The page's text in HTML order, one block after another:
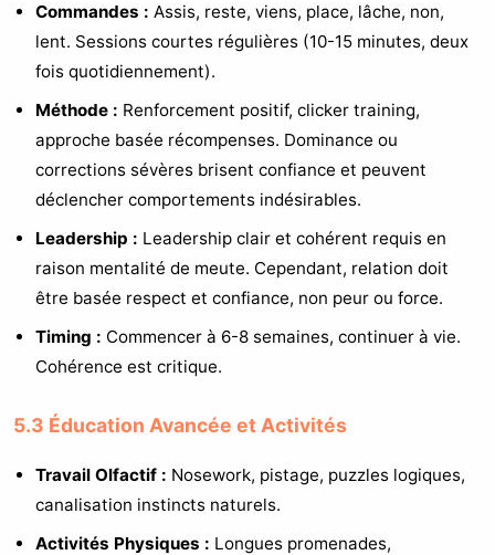
Commandes : Assis, reste, viens, place, lâche, non,
lent. Sessions courtes régulières (10-15 minutes, deux
fois quotidiennement).
Méthode : Renforcement positif, clicker training,
approche basée récompenses. Dominance ou
corrections sévères brisent confiance et peuvent
déclencher comportements indésirables.
Leadership : Leadership clair et cohérent requis en
raison mentalité de meute. Cependant, relation doit
être basée respect et confiance, non peur ou force.
Timing : Commencer à 6-8 semaines, continuer à vie.
Cohérence est critique.
5.3 Éducation Avancée et Activités
Travail Olfactif : Nosework, pistage, puzzles logiques,
canalisation instincts naturels.
Activités Physiques : Longues promenades,